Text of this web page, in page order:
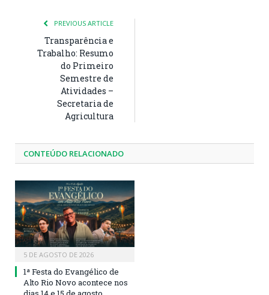
PREVIOUS ARTICLE
Transparência e
Trabalho: Resumo
do Primeiro
Semestre de
Atividades –
Secretaria de
Agricultura
CONTEÚDO RELACIONADO
5 DE AGOSTO DE 2026
1ª Festa do Evangélico de
Alto Rio Novo acontece nos